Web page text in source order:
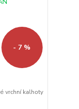
- 7 %
vrchní kalhoty